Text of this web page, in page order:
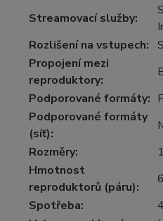
Streamovací služby:
Rozlišení na vstupech:
Propojení mezi
reproduktory:
Podporované formáty:
Podporované formáty
(síť):
Rozměry:
Hmotnost
reproduktorů (páru):
Spotřeba: